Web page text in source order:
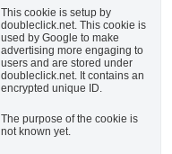
This cookie is setup by
doubleclick.net. This cookie is
used by Google to make
advertising more engaging to
users and are stored under
doubleclick.net. It contains an
encrypted unique ID.
The purpose of the cookie is
not known yet.